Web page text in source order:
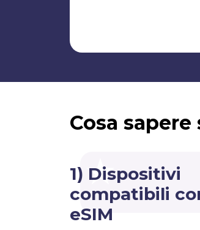
Cosa sapere
1) Dispositivi
compatibili
eSIM